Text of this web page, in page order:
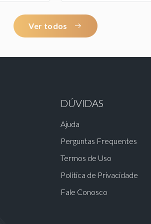
Ver todos
DÚVIDAS
Ajuda
Perguntas Frequentes
Termos de Uso
Política de Privacidade
Fale Conosco